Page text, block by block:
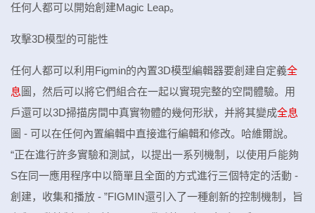
任何人都可以開始創建Magic Leap。
攻擊3D模型的可能性
任何人都可以利用Figmin的內置3D模型編輯器要創建自定義全
息 圖，然后可以將它們組合在一起以實現完整的空間體驗。用
戶還可以3D掃描房間中真實物體的幾何形狀，并將其變成全息
圖 - 可以在任何內置編輯中直接進行編輯和修改。哈維爾說。
“正在進行許多實驗和測試，以提出一系列機制，以使用戶能夠
S在同一應用程序中以簡單且全面的方式進行三個特定的活動 -
創建，收集和播放 - ”FIGMIN還引入了一種創新的控制機制，旨